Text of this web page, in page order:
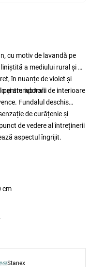
cu motiv de lavandă pe
a mediului rural și un
în nuanțe de violet și
și atemporal.
pentru iubitorii de interioare
Fundalul deschis
de curățenie și
de vedere al întreținerii
aspectul îngrijit.
cm
Stanex